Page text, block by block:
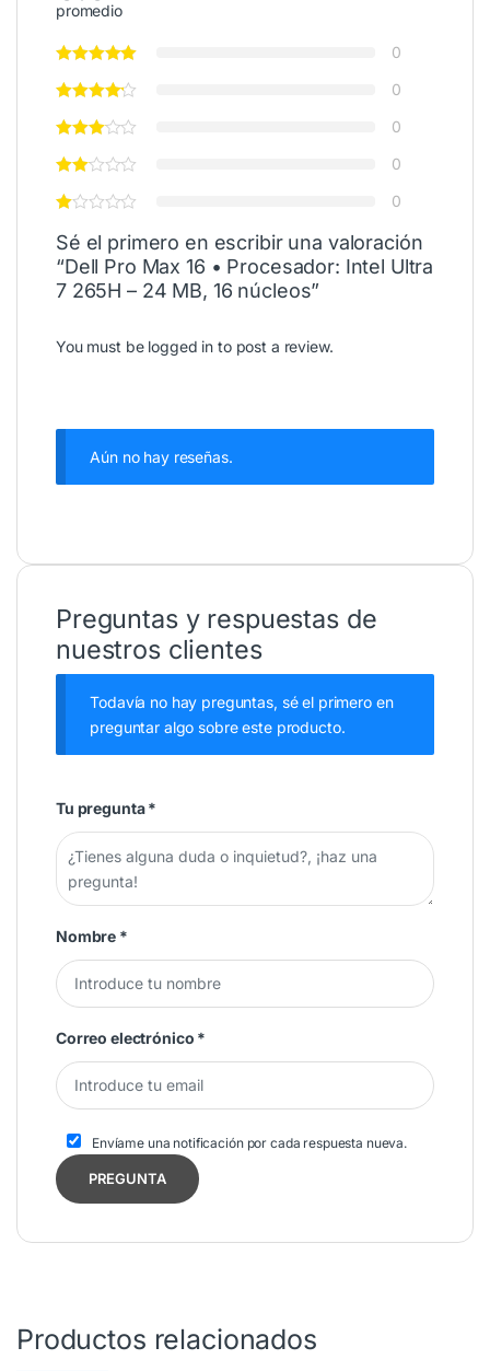
promedio
0
0
0
0
0
Sé el primero en escribir una valoración
“Dell Pro Max 16 • Procesador: Intel Ultra
7 265H – 24 MB, 16 núcleos”
You must be logged in to post a review.
Aún no hay reseñas.
Preguntas y respuestas de
nuestros clientes
Todavía no hay preguntas, sé el primero en
preguntar algo sobre este producto.
Tu pregunta*
Nombre *
Correo electrónico *
Envíame una notificación por cada respuesta nueva.
Productos relacionados